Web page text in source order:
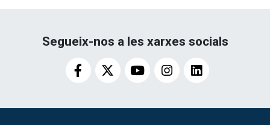
Segueix-nos a les xarxes socials